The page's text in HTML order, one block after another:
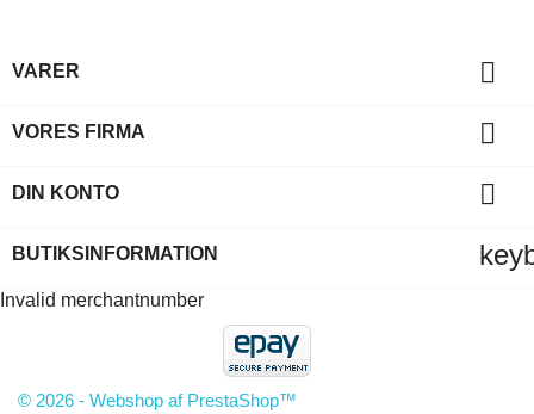
VARER 
VORES FIRMA 
DIN KONTO 
BUTIKSINFORMATION
Invalid merchantnumber
© 2026 - Webshop af PrestaShop™